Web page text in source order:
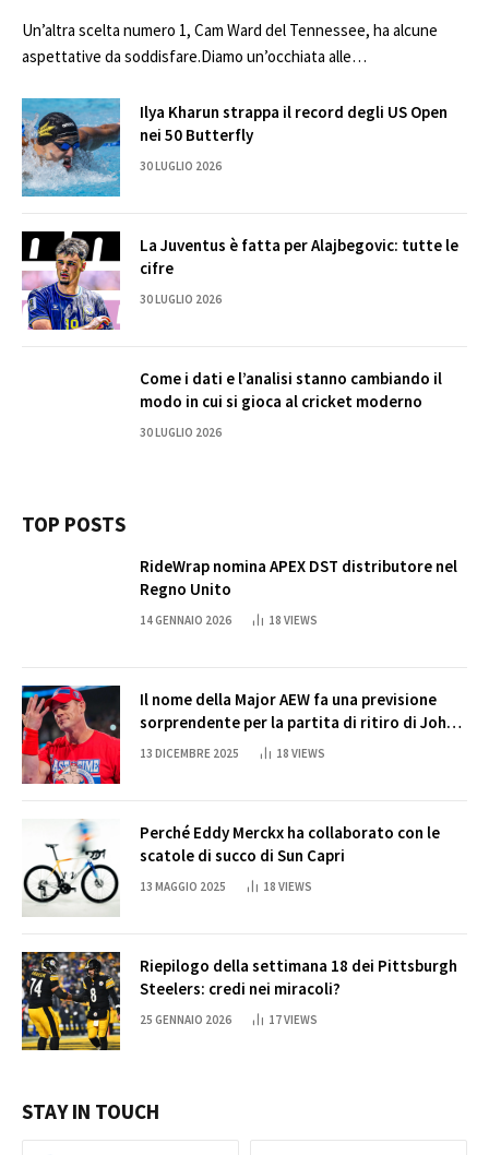
Un’altra scelta numero 1, Cam Ward del Tennessee, ha alcune
aspettative da soddisfare.Diamo un’occhiata alle…
Ilya Kharun strappa il record degli US Open
nei 50 Butterfly
30 LUGLIO 2026
La Juventus è fatta per Alajbegovic: tutte le
cifre
30 LUGLIO 2026
Come i dati e l’analisi stanno cambiando il
modo in cui si gioca al cricket moderno
30 LUGLIO 2026
TOP POSTS
RideWrap nomina APEX DST distributore nel
Regno Unito
14 GENNAIO 2026 18 VIEWS
Il nome della Major AEW fa una previsione
sorprendente per la partita di ritiro di John
Cena
13 DICEMBRE 2025 18 VIEWS
Perché Eddy Merckx ha collaborato con le
scatole di succo di Sun Capri
13 MAGGIO 2025 18 VIEWS
Riepilogo della settimana 18 dei Pittsburgh
Steelers: credi nei miracoli?
25 GENNAIO 2026 17VIEWS
STAY IN TOUCH